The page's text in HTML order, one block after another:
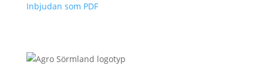
Inbjudan som PDF